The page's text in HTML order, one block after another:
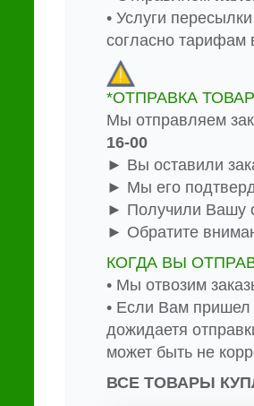
• Услуги
согласно тарифам
*ОТПРАВКА
Мы отправляем
16-00
► Вы оставили
► Мы его
► Получили Вашу
► Обратите
КОГДА ВЫ
• Мы отвозим
• Если Вам пришел
дожидаетя
может быть не
ВСЕ ТОВАРЫ